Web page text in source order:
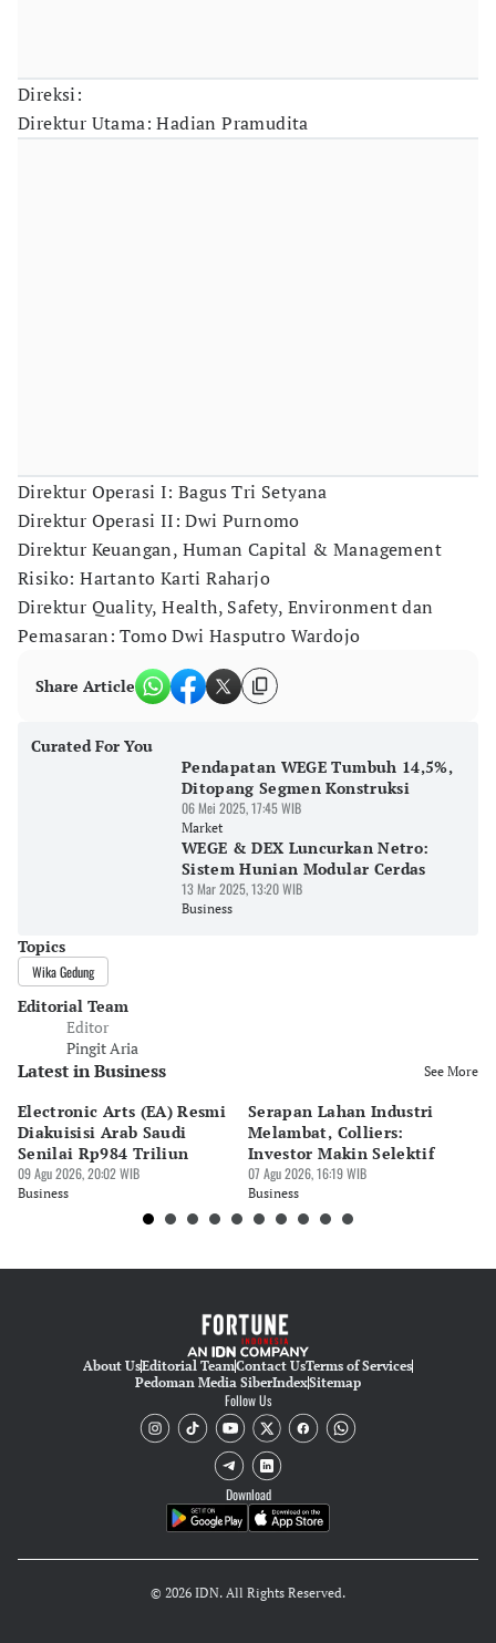
Direksi:
Direktur Utama: Hadian Pramudita
Direktur Operasi I: Bagus Tri Setyana
Direktur Operasi II: Dwi Purnomo
Direktur Keuangan, Human Capital & Management
Risiko: Hartanto Karti Raharjo
Direktur Quality, Health, Safety, Environment dan
Pemasaran: Tomo Dwi Hasputro Wardojo
Share Article
Curated For You
Pendapatan WEGE Tumbuh 14,5%,
Ditopang Segmen Konstruksi
06 Mei 2025, 17:45 WIB
Market
WEGE & DEX Luncurkan Netro:
Sistem Hunian Modular Cerdas
13 Mar 2025, 13:20 WIB
Business
Topics
Wika Gedung
Editorial Team
Editor
Pingit Aria
Latest in Business See More
Electronic Arts (EA) Resmi
Diakuisisi Arab Saudi
Senilai Rp984 Triliun
09 Agu 2026, 20:02 WIB
Business
Serapan Lahan Industri
Melambat, Colliers:
Investor Makin Selektif
07 Agu 2026, 16:19 WIB
Business
About UsEditorial TeamContact UsTerms of Services
Pedoman Media SiberIndexSitemap
Follow Us
Download
© 2026 IDN. All Rights Reserved.